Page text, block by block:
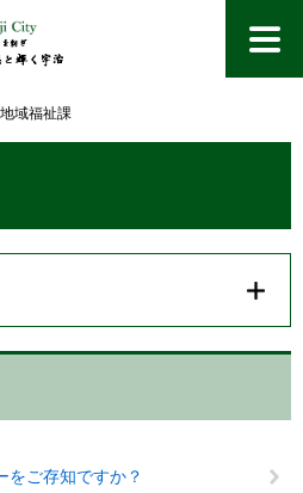
地域福祉課
をご存知ですか？